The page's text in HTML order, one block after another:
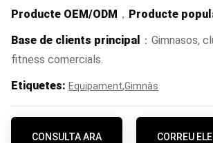
Producte OEM/ODM ， Producte
Base de clients principal
：Gimnasos,
fitness comercials.
Etiquetes: Equipament,Gimnàs
CONSULTA ARA CORREU